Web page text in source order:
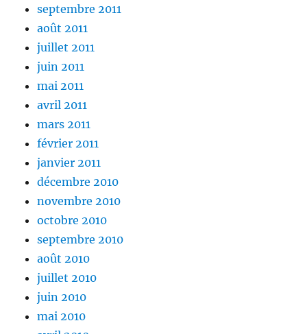
septembre 2011
août 2011
juillet 2011
juin 2011
mai 2011
avril 2011
mars 2011
février 2011
janvier 2011
décembre 2010
novembre 2010
octobre 2010
septembre 2010
août 2010
juillet 2010
juin 2010
mai 2010